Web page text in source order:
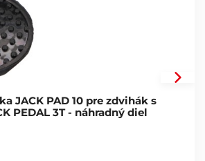
- 490 mm
x 200 mm (výška v najvyššom bode pri
x 385 x 200 mm
945 mm
JACK PAD 10 pre zdvihák s
PEDAL 3T - náhradný diel